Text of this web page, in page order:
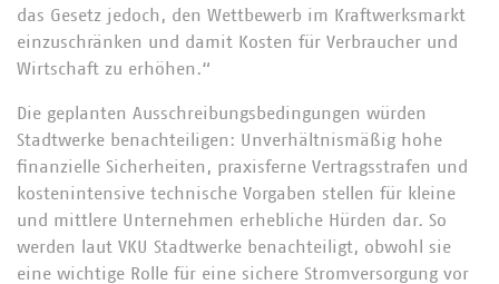
das Gesetz jedoch, den Wettbewerb im Kraftwerksmarkt
einzuschränken und damit Kosten für Verbraucher und
Wirtschaft zu erhöhen.“
Die geplanten Ausschreibungsbedingungen würden
Stadtwerke benachteiligen: Unverhältnismäßig hohe
finanzielle Sicherheiten, praxisferne Vertragsstrafen und
kostenintensive technische Vorgaben stellen für kleine
und mittlere Unternehmen erhebliche Hürden dar. So
werden laut VKU Stadtwerke benachteiligt, obwohl sie
eine wichtige Rolle für eine sichere Stromversorgung vor